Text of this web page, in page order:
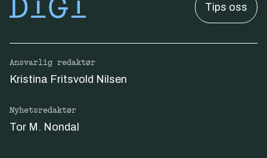
Tips oss
Ansvarlig redaktør
Kristina Fritsvold Nilsen
Nyhetsredaktør
Tor M. Nondal